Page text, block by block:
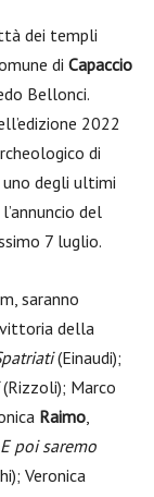
dei templi
di Capaccio
Bellonci.
2022
di
uno degli ultimi
del
7 luglio.
saranno
della
(Einaudi);
(Rizzoli); Marco
Raimo,
E poi saremo
Veronica